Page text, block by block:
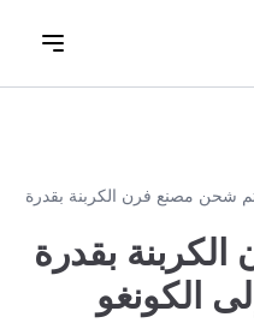
شحن مصنع فرن الكربنة بقدرة
بقدرة